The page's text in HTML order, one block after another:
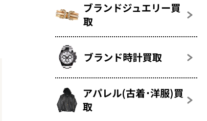
ブランドジュエリー買
取
ブランド時計買取
アパレル(古着･洋服)買
取